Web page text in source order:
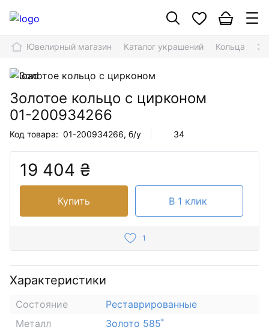
Ювелирный магазин Каталог украшений Кольца
Золотое кольцо с цирконом
01-200934266
Код товара: 01-200934266, б/у 34
19 404 ₴
Купить В 1 клик
1
Характеристики
Состояние
Реставрированные
Металл
Золото 585˚